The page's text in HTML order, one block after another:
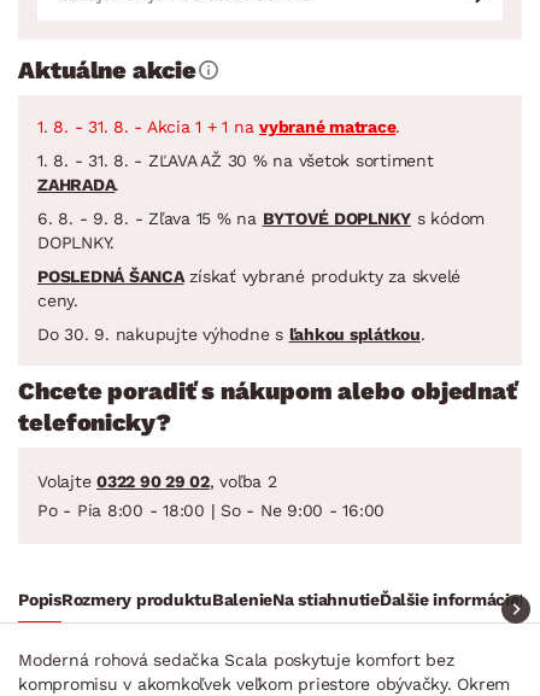
Aktuálne akcie
1. 8. - 31. 8. - Akcia 1 + 1 na vybrané matrace.
1. 8. - 31. 8. - ZĽAVA AŽ 30 % na všetok sortiment
ZAHRADA.
6. 8. - 9. 8. - Zľava 15 % na BYTOVÉ DOPLNKY s kódom
DOPLNKY.
POSLEDNÁ ŠANCAzískať vybrané produkty za skvelé
ceny.
Do 30. 9. nakupujte výhodne s ľahkou splátkou.
Chcete poradiť s nákupom alebo objednať
telefonicky?
Volajte 0322 90 29 02, voľba 2
Po - Pia 8:00 - 18:00 | So - Ne 9:00 - 16:00
PopisRozmery produktuBalenieNa stiahnutieĎalšie informácie
Moderná rohová sedačka Scala poskytuje komfort bez
kompromisu v akomkoľvek veľkom priestore obývačky. Okrem